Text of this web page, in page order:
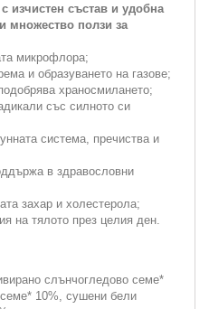
изчистен състав и удобна
множество ползи за
микрофлора;
и образуването на газове;
храносмилането;
със силното си
система, пречиства и
в здравословни
захар и холестерола;
на тялото през целия ден.
слънчогледово семе*
10%, сушени бели